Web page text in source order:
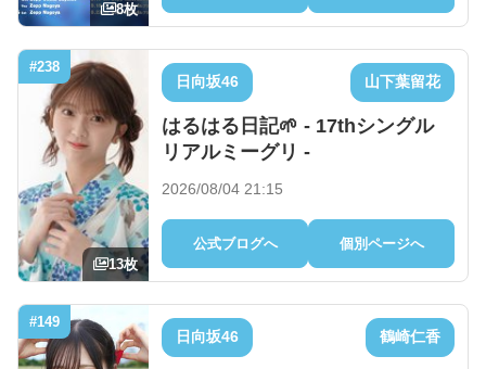
8枚
#238
13枚
日向坂46 山下葉留花
はるはる日記🌱 - 17thシングル
リアルミーグリ -
2026/08/04 21:15
公式ブログへ 個別ページへ
#149
日向坂46 鶴崎仁香